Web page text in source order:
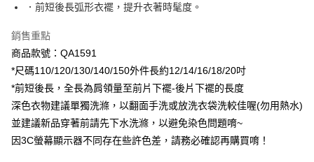
7-11取貨付款
每筆NT$60，滿NT$1,000(含以上)免運費
付款後7-11取貨
每筆NT$60，滿NT$1,000(含以上)免運費
宅配
每筆NT$120，滿NT$1,000(含以上)免運費
付款後門市自取
．前短後長弧形衣襬，提升衣著時髦度。
銷售重點
商品款號：QA1591
*尺碼110/120/130/140/150外件長約12/14/16/18/20吋
*前短後長，全長為肩領量至前片下襬-後片下襬的長度
深色衣物建議單獨洗滌，以翻面手洗或放洗衣袋洗較佳喔(勿用熱水)
並建議新品穿著前請先下水洗滌，以避免染色問題唷~
因3C螢幕顯示器不同存在些許色差，請務必確認再購買唷！